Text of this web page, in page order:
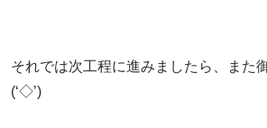
それでは次工程に進みましたら、また
(‘◇’)ゞ